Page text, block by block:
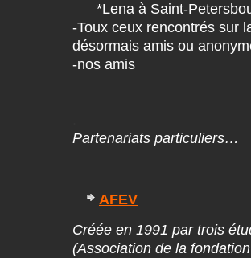
*Lena à Saint-
-Toux ceux rencontrés sur
désormais amis ou
-nos amis
Partenariats particuliers…
AFEV
Créée en 1991 par trois
(Association de la